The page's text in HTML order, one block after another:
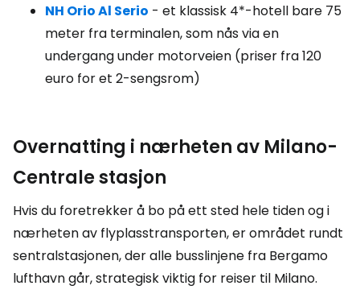
NH Orio Al Serio - et klassisk 4*-hotell bare 75
meter fra terminalen, som nås via en
undergang under motorveien (priser fra 120
euro for et 2-sengsrom)
Overnatting i nærheten av Milano-
Centrale stasjon
Hvis du foretrekker å bo på ett sted hele tiden og i
nærheten av flyplasstransporten, er området rundt
sentralstasjonen, der alle busslinjene fra Bergamo
lufthavn går, strategisk viktig for reiser til Milano.